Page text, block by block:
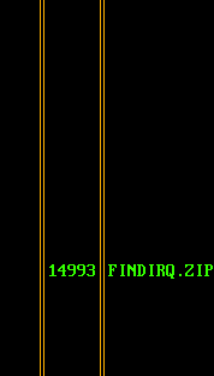
14993 FINDIRQ.ZIP